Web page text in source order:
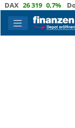
26 319 0,7% Dow